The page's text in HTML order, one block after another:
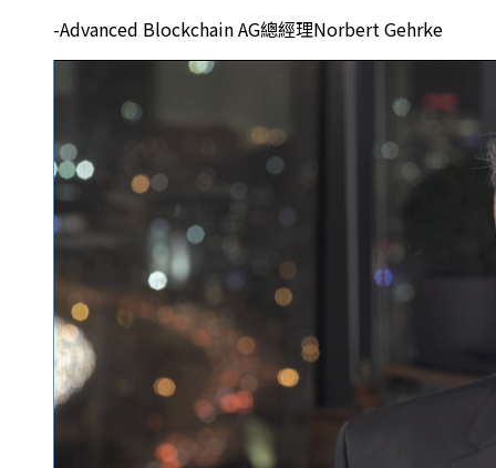
-Advanced Blockchain AG總經理Norbert Gehrke